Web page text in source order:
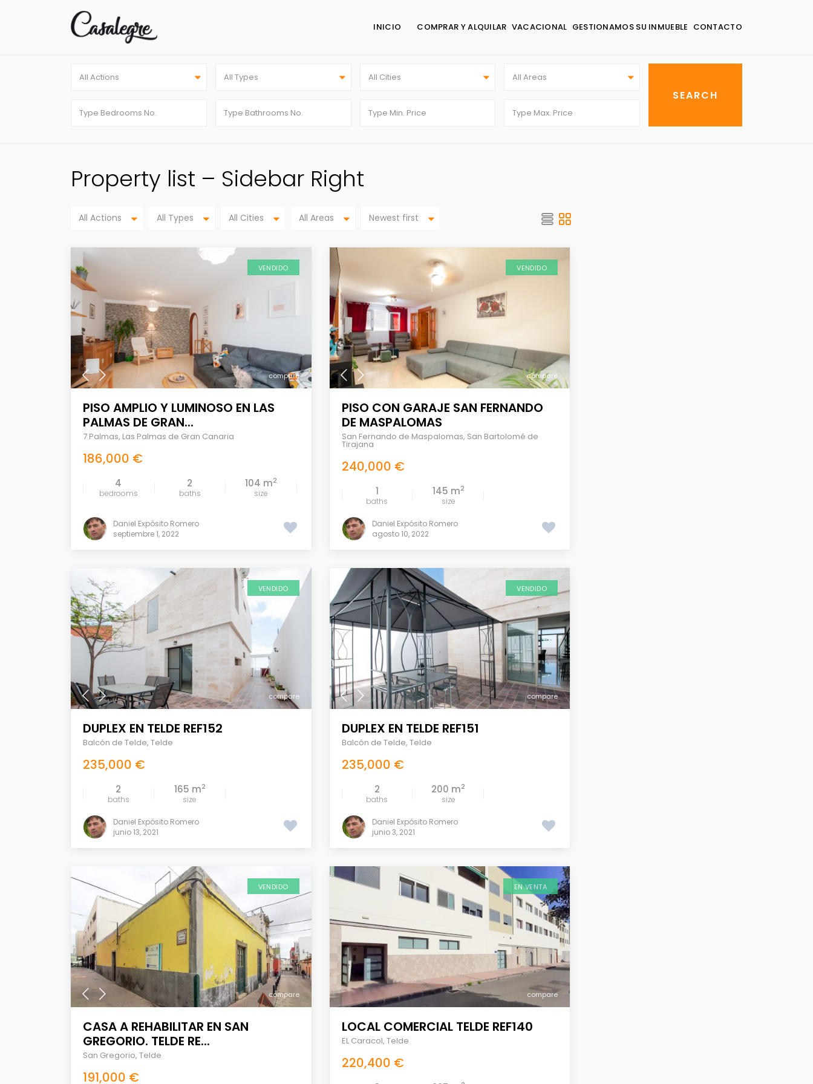
INICIO COMPRAR Y ALQUILAR VACACIONAL GESTIONAMOS SU INMUEBLE CONTACTO
All Actions All Types All Cities All Areas
Property list – Sidebar Right
All Actions All Types All Cities All Areas Newest first
compare
VENDIDO
PISO AMPLIO Y LUMINOSO EN LAS
PALMAS DE GRAN...
7 Palmas, Las Palmas de Gran Canaria
186,000 €
4
bedrooms
2
baths
104 m2
size
Daniel Expósito Romero
septiembre 1, 2022
compare
VENDIDO
PISO CON GARAJE SAN FERNANDO
DE MASPALOMAS
San Fernando de Maspalomas, San Bartolomé de
Tirajana
240,000 €
1
baths
145 m2
size
Daniel Expósito Romero
agosto 10, 2022
compare
VENDIDO
DUPLEX EN TELDE REF152
Balcón de Telde, Telde
235,000 €
2
baths
165 m2
size
Daniel Expósito Romero
junio 13, 2021
compare
VENDIDO
DUPLEX EN TELDE REF151
Balcón de Telde, Telde
235,000 €
2
baths
200 m2
size
Daniel Expósito Romero
junio 3, 2021
compare
VENDIDO
CASA A REHABILITAR EN SAN
GREGORIO. TELDE RE...
San Gregorio, Telde
191,000 €
compare
EN VENTA
LOCAL COMERCIAL TELDE REF140
EL Caracol, Telde
220,400 €